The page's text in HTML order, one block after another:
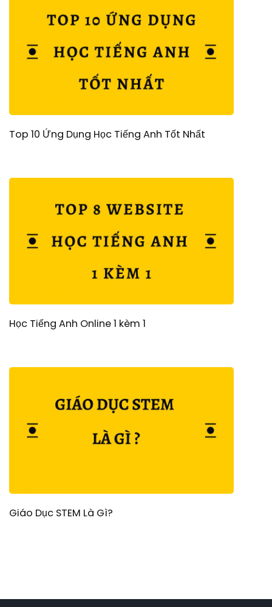
Top 10 Ứng Dụng Học Tiếng Anh Tốt Nhất
Học Tiếng Anh Online 1 kèm 1
Giáo Dục STEM Là Gì?